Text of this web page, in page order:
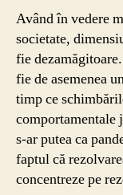
Având în vedere
societate,
fie
fie de asemenea
timp ce
comportamentale
s-ar putea ca
faptul că
concentreze pe